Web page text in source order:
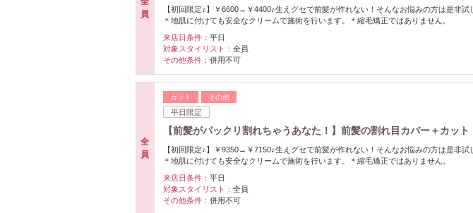
員
【初回限定♪】￥6600→￥4400♪生えグセで前髪が作れない！そんなお悩みの方は是非試
＊地肌に付けても安全なクリームで施術を行います。＊縮毛矯正ではありません。
来店日条件： 平日
対象スタイリスト： 全員
その他条件： 併用不可
全
員
カット その他
平日限定
【前髪がパックリ割れちゃうあなた！】前髪の割れ目カバー＋カット
【初回限定♪】￥9350→￥7150♪生えグセで前髪が作れない！そんなお悩みの方は是非試
＊地肌に付けても安全なクリームで施術を行います。＊縮毛矯正ではありません。
来店日条件： 平日
対象スタイリスト： 全員
その他条件： 併用不可